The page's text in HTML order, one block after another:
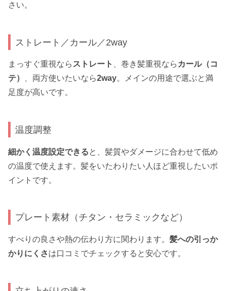
さい。
ストレート／カール／2way
まっすぐ重視なら ストレート 、巻き髪重視なら カール（コ
テ）
、両方使いたいなら2way。メインの用途で選ぶと満
足度が高いです。
温度調整
細かく温度設定できると、髪質やダメージに合わせて低め
の温度で使えます。髪をいたわりたい人ほど重視したいポ
イントです。
プレート素材（チタン・セラミックなど）
すべりの良さや熱の伝わり方に関わります。 髪への引っか
かりにくさは口コミでチェックすると安心です。